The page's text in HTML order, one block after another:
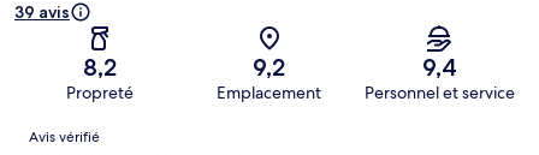
39 avis
8,2
Propreté
9,2
Emplacement
9,4
Personnel et service
Avis
Avis vérifié